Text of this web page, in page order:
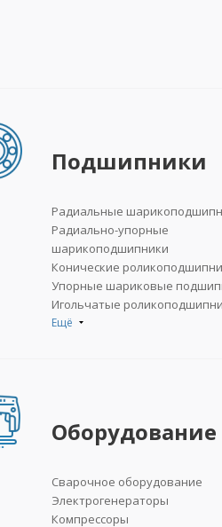
Подшипники
Радиальные
Радиально-упорные
шарикоподшипники
Конические
Упорные шариковые
Игольчатые
Ещё
Оборудование
Сварочное оборудование
Электрогенераторы
Компрессоры